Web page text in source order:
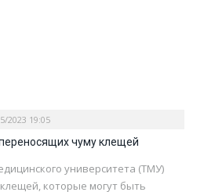
2023 19:05
чуму клещей
университета (ТМУ)
которые могут быть